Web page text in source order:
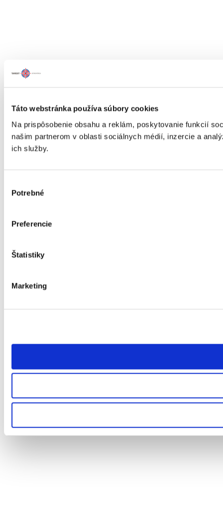
Táto webstránka používa súbory cookies
Na prispôsobenie obsahu a reklám, poskytovanie funkcií
našim partnerom v oblasti sociálnych médií, inzercie a
ich služby.
súhlasu
Potrebné
Preferencie
Štatistiky
Marketing